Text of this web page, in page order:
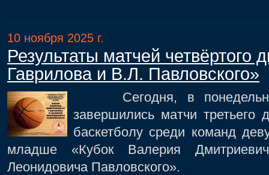
10 ноября 2025 г.
Результаты матчей четвёртого
Гаврилова и В.Л. Павловского»
Сегодня, в
завершились матчи третьего
баскетболу среди команд
младше «Кубок Валерия
Леонидовича Павловского».